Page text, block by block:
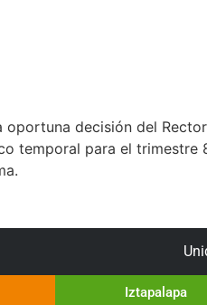
decisión del
temporal para el
Iztapalapa